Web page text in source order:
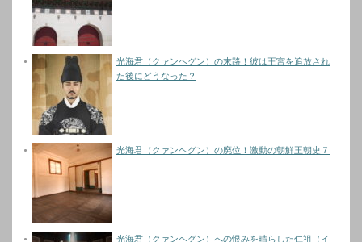
光海君（クァンヘグン）の末路！彼は王宮を追放され
た後にどうなった？
光海君（クァンヘグン）の廃位！激動の朝鮮王朝史７
光海君（クァンヘグン）への恨みを晴らした仁祖（イ